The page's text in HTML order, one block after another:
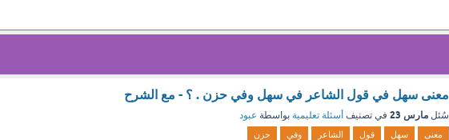
معنى سهل في قول الشاعر في سهل وفي حزن . ؟ - مع الشرح
سُئل مارس 23 في تصنيف أسئلة تعليمية بواسطة عبود
معنى سهل قول الشاعر وفي حزن